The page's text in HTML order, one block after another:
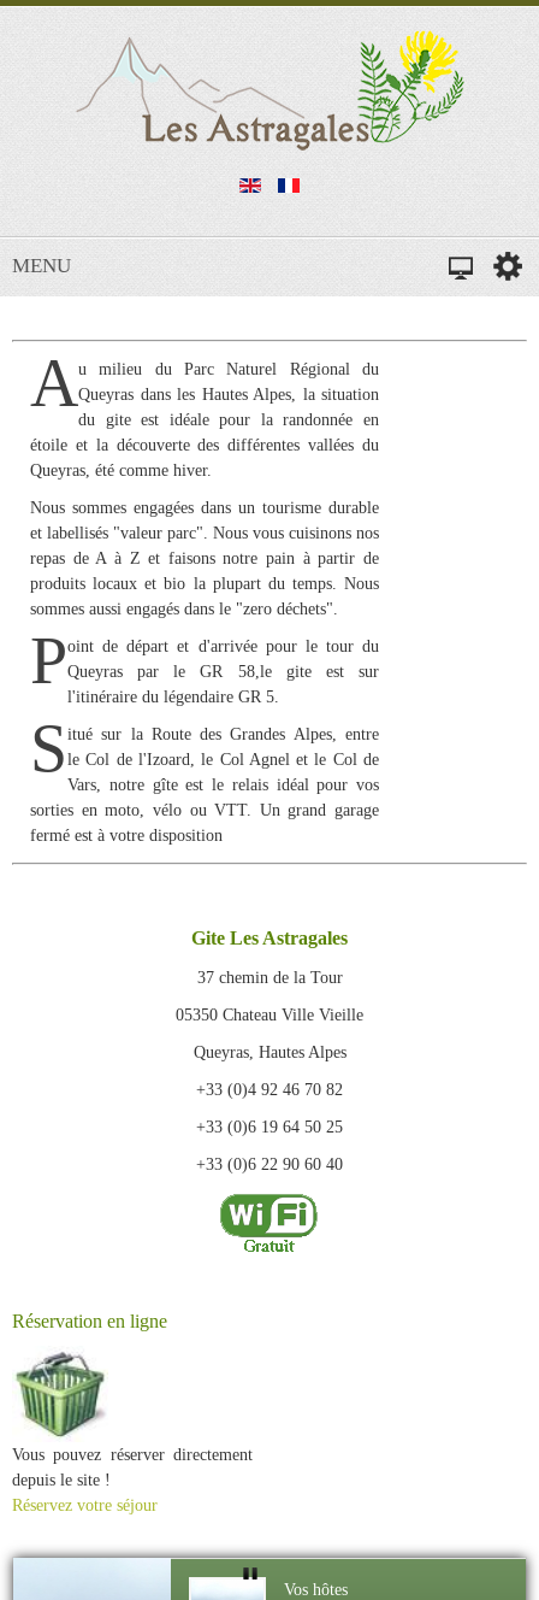
MENU
Au milieu du Parc Naturel Régional du
Queyras dans les Hautes Alpes, la situation
du gite est idéale pour larandonnée en
étoile et la découverte des différentes vallées du
Queyras, été comme hiver.
Nous sommes engagées dans un tourisme durable
et labellisés "valeur parc". Nous vous cuisinons nos
repas de A à Z et faisons notre pain à partir de
produits locaux et bio la plupart du temps. Nous
sommes aussi engagés dans le "zero déchets".
Point de départ et d'arrivée pour le tour du
Queyras par leGR 58,le gite est sur
l'itinéraire du légendaire GR 5.
S itué sur la Route des Grandes Alpes, entre
leCol de l'Izoard, le Col Agnelet le Col de
Vars, notre gîte est le relais idéal pour vos
sorties en moto, vélo ou VTT. Ungrand garage
fermé est à votre disposition
Gite Les Astragales
37 chemin de la Tour
05350 Chateau Ville Vieille
Queyras, Hautes Alpes
+33 (0)4 92 46 70 82
+33 (0)6 19 64 50 25
+33 (0)6 22 90 60 40
Réservation en ligne
Vous pouvez réserver directement
depuis le site !
Réservez votre séjour
Vos hôtes